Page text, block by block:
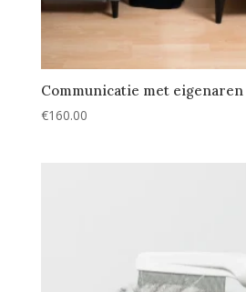
Communicatie met eigenaren
€160.00